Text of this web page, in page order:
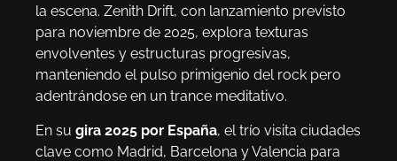
la escena. Zenith Drift, con lanzamiento previsto
para noviembre de 2025, explora texturas
envolventes y estructuras progresivas,
manteniendo el pulso primigenio del rock pero
adentrándose en un trance meditativo.
En su gira 2025 por España, el trío visita ciudades
clave como Madrid, Barcelona y Valencia para